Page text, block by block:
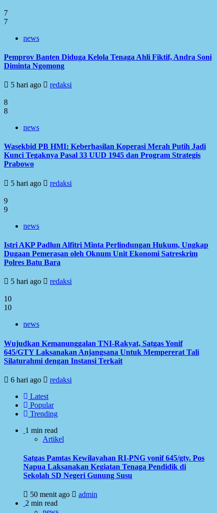
7
7
news
Pemprov Banten Diduga Kelola Tenaga Ahli Fiktif, Andra Soni
Diminta Ngomong
5 hari ago redaksi
8
8
news
Wasekbid PB HMI: Keberhasilan Koperasi Merah Putih Jadi
Kunci Tegaknya Pasal 33 UUD 1945 dan Program Strategis
Prabowo
5 hari ago redaksi
9
9
news
Istri AKP Padlun Alfitri Minta Perlindungan Hukum, Ungkap
Dugaan Pemerasan oleh Oknum Unit Ekonomi Satreskrim
Polres Batu Bara
5 hari ago redaksi
10
10
news
Wujudkan Kemanunggalan TNI-Rakyat, Satgas Yonif
645/GTY Laksanakan Anjangsana Untuk Mempererat Tali
Silaturahmi dengan Instansi Terkait
6 hari ago
redaksi
Latest
Popular
Trending
1 min read
Artikel
Satgas Pamtas Kewilayahan RI-PNG yonif 645/gty. Pos
Napua Laksanakan Kegiatan Tenaga Pendidik di
Sekolah SD Negeri Gunung Susu
50 menit ago
admin
2 min read